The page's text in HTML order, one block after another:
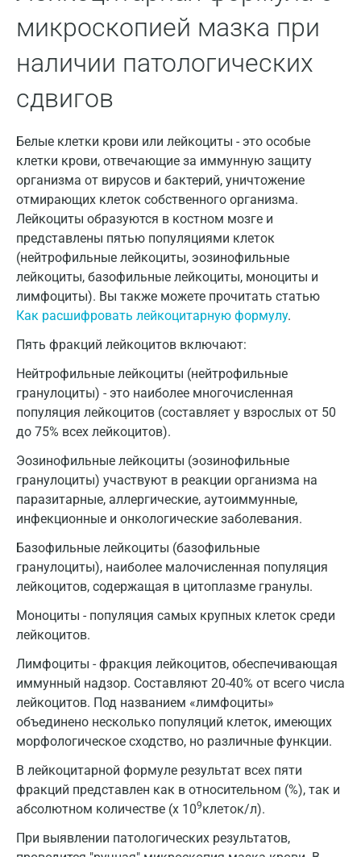
микроскопией мазка при
наличии патологических
сдвигов
Белые клетки крови или лейкоциты - это особые
клетки крови, отвечающие за иммунную защиту
организма от вирусов и бактерий, уничтожение
отмирающих клеток собственного организма.
Лейкоциты образуются в костном мозге и
представлены пятью популяциями клеток
(нейтрофильные лейкоциты, эозинофильные
лейкоциты, базофильные лейкоциты, моноциты и
лимфоциты). Вы также можете прочитать статью
Как расшифровать лейкоцитарную формулу.
Пять фракций лейкоцитов включают:
Нейтрофильные лейкоциты (нейтрофильные
гранулоциты) - это наиболее многочисленная
популяция лейкоцитов (составляет у взрослых от 50
до 75% всех лейкоцитов).
Эозинофильные лейкоциты (эозинофильные
гранулоциты) участвуют в реакции организма на
паразитарные, аллергические, аутоиммунные,
инфекционные и онкологические заболевания.
Базофильные лейкоциты (базофильные
гранулоциты), наиболее малочисленная популяция
лейкоцитов, содержащая в цитоплазме гранулы.
Моноциты - популяция самых крупных клеток среди
лейкоцитов.
Лимфоциты - фракция лейкоцитов, обеспечивающая
иммунный надзор. Составляют 20-40% от всего числа
лейкоцитов. Под названием «лимфоциты»
объединено несколько популяций клеток, имеющих
морфологическое сходство, но различные функции.
В лейкоцитарной формуле результат всех пяти
фракций представлен как в относительном (%), так и
абсолютном количестве (х 109клеток/л).
При выявлении патологических результатов,
Москва
Санкт-Петербург
Нижний Новгород
Казань
Альметьевск
Апрелевка
Армавир
Астрахань
Балашиха
Брянск
Великий Новгород
Владимир
Волжский
Вологда
Воронеж
Всеволожск
Геленджик
Дзержинск